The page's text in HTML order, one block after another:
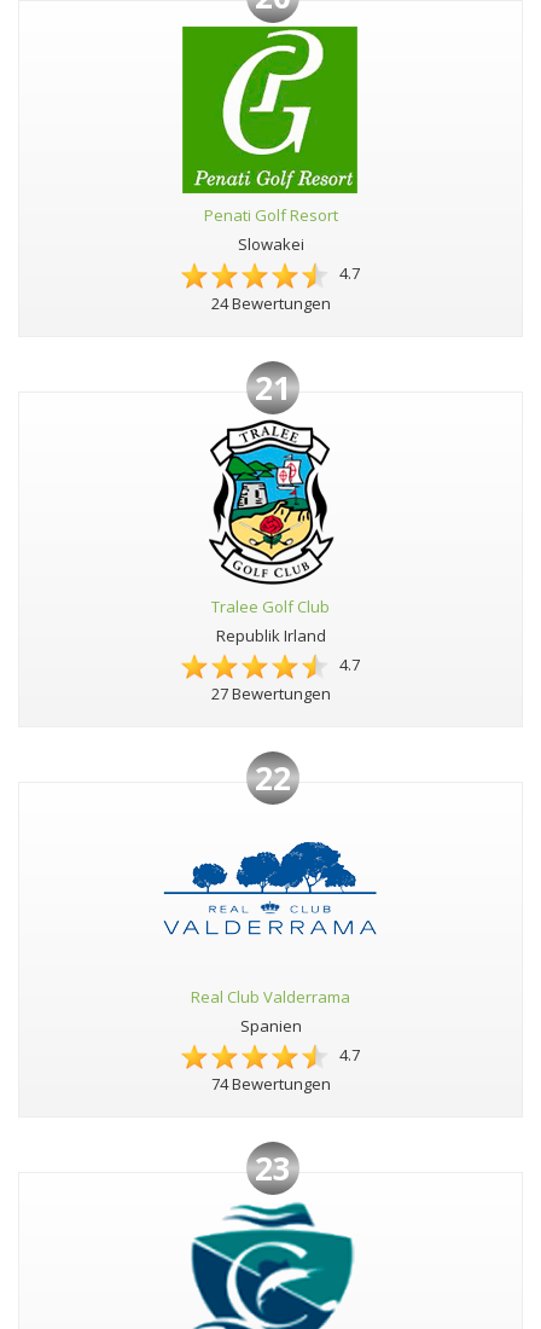
Penati Golf Resort
Slowakei
4.7
24 Bewertungen
21
Tralee Golf Club
Republik Irland
4.7
27 Bewertungen
22
Real Club Valderrama
Spanien
4.7
74 Bewertungen
23